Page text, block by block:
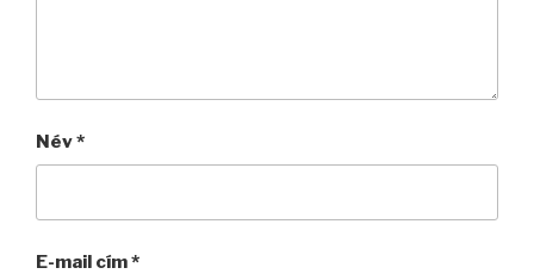
Név*
E-mail cím*